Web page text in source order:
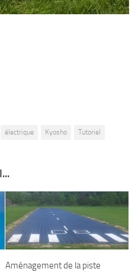
électrique Kyosho Tutoriel
Aménagement de la piste